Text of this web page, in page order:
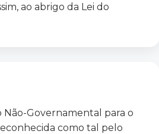
Martins
Tavares
ao abrigo da Lei do
Não-Governamental para o
como tal pelo